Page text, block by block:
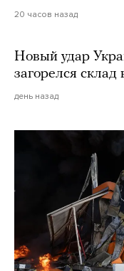
20 часов назад
Новый удар
загорелся склад
день назад